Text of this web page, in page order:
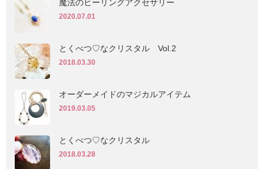
魔法のヒーリングアクセサリー
2020.07.01
とくべつ♡なクリスタル Vol.2
2018.03.30
オーダーメイドのマジカルアイテム
2019.03.05
とくべつ♡なクリスタル
2018.03.28